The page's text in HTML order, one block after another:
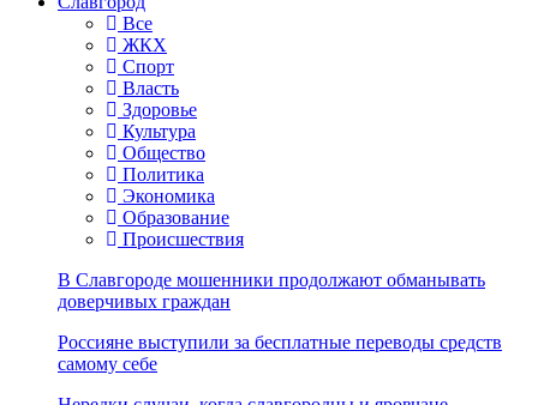
Все
ЖКХ
Спорт
Власть
Здоровье
Культура
Общество
Политика
Экономика
Образование
Происшествия
В Славгороде мошенники продолжают обманывать
доверчивых граждан
Россияне выступили за бесплатные переводы средств
самому себе